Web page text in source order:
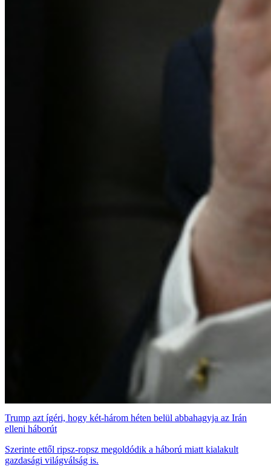
Trump azt ígéri, hogy két-három héten belül abbahagyja az Irán
elleni háborút
Szerinte ettől ripsz-ropsz megoldódik a háború miatt kialakult
gazdasági világválság is.